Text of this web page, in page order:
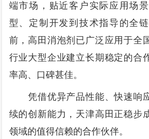
端市场，贴近客户实际应用场
型、定制开发到技术指导的全
前，高田消泡剂已广泛应用于全
行业大型企业建立长期稳定的合
率高、口碑甚佳。
凭借优异产品性能、快速响
续的创新能力，天津高田正稳步
领域的值得信赖的合作伙伴。